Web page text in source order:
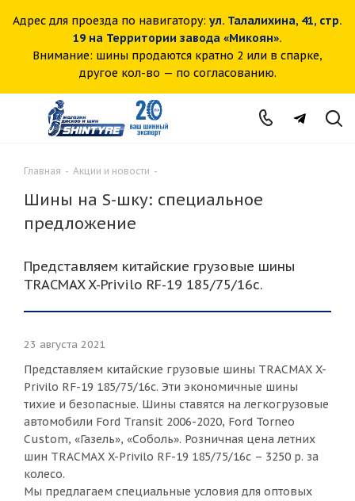
Адрес для проезда по навигатору: ул. Талалихина, 41, стр.
19 на Территории завода «Микоян».
Внимание: шины продаются кратно 2 или в спарке,
другое кол-во — по согласованию.
Главная - Акции и новости -
Шины на S-шку: специальное
предложение
Представляем китайские грузовые шины
TRACMAX X-Privilo RF-19 185/75/16с.
23 августа 2021
Представляем китайские грузовые шины TRACMAX X-
Privilo RF-19 185/75/16с. Эти экономичные шины
тихие и безопасные. Шины ставятся на легкогрузовые
автомобили Ford Transit 2006-2020, Ford Torneo
Custom, «Газель», «Соболь». Розничная цена летних
шин TRACMAX X-Privilo RF-19 185/75/16с – 3250 р. за
колесо.
Мы предлагаем специальные условия для оптовых